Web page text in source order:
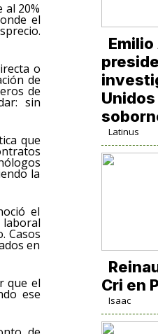
20%
el
o
de
de
sin
que
la
el
laboral
Casos
en
que el
ese
Latinus
Cri en
Isaac